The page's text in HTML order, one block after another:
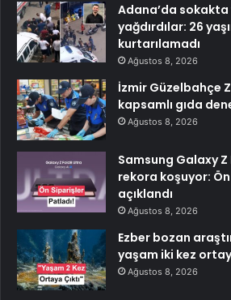
Adana’da
yağdırdılar: 26
kurtarılamadı
Ağustos 8, 2026
İzmir Güzelbahçe
kapsamlı gıda
Ağustos 8, 2026
Samsung Galaxy Z
rekora koşuyor:
açıklandı
Ağustos 8, 2026
Ezber bozan
yaşam iki kez
Ağustos 8, 2026